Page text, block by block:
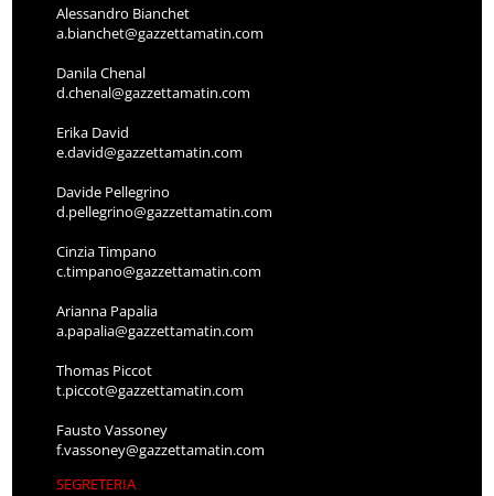
Alessandro Bianchet
a.bianchet@gazzettamatin.com
Danila Chenal
d.chenal@gazzettamatin.com
Erika David
e.david@gazzettamatin.com
Davide Pellegrino
d.pellegrino@gazzettamatin.com
Cinzia Timpano
c.timpano@gazzettamatin.com
Arianna Papalia
a.papalia@gazzettamatin.com
Thomas Piccot
t.piccot@gazzettamatin.com
Fausto Vassoney
f.vassoney@gazzettamatin.com
SEGRETERIA